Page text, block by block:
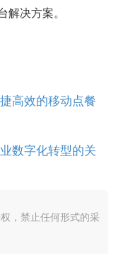
解决方案。
高效的移动点餐
数字化转型的关
，禁止任何形式的采